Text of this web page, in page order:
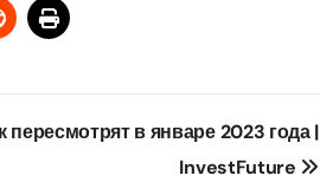
пересмотрят в январе 2023 года |
InvestFuture